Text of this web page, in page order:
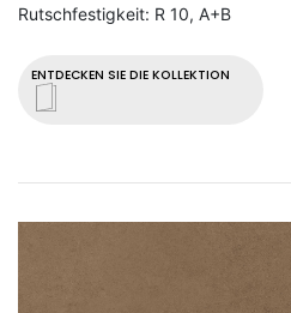
ENTDECKEN SIE DIE KOLLEKTION
Rutschfestigkeit: R 10, A+B